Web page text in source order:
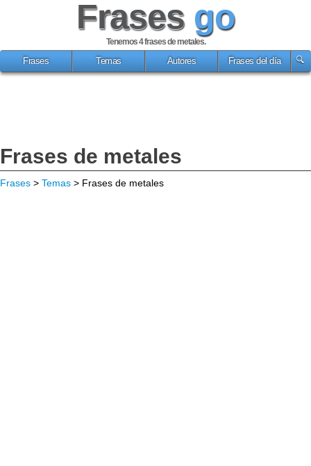
Frases go
Tenemos 4frases de metales.
Frases
Temas Autores Frases del día
Frases de metales
Frases > Temas > Frases de metales